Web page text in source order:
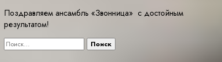
Поздравляем ансамбль «Звонница» с достойным
результатом!
Найти: